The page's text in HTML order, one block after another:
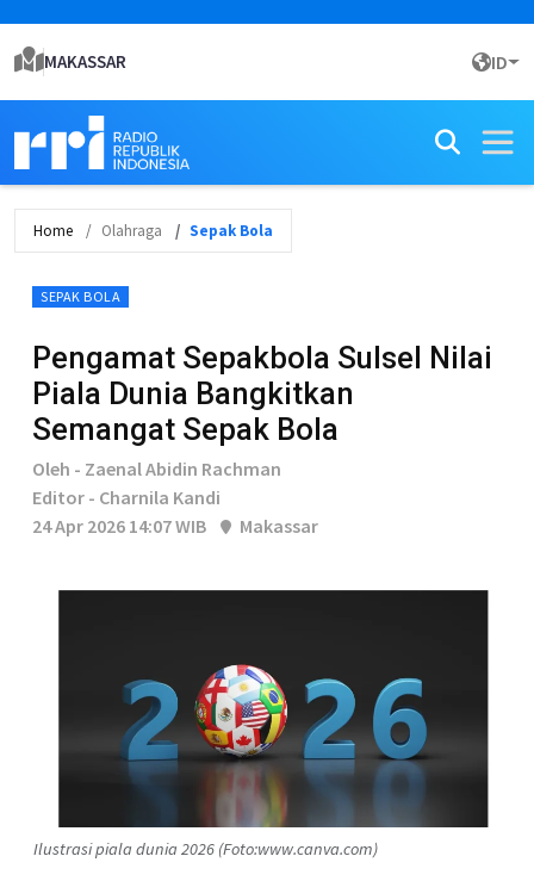
MAKASSAR ID
Home Olahraga Sepak Bola
SEPAK BOLA
Pengamat Sepakbola Sulsel Nilai
Piala Dunia Bangkitkan
Semangat Sepak Bola
Oleh - Zaenal Abidin Rachman
Editor - Charnila Kandi
24 Apr 2026 14:07 WIB
Makassar
Ilustrasi piala dunia 2026 (Foto:www.canva.com)